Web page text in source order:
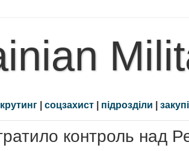
| соцзахист | підрозділи |
контроль над